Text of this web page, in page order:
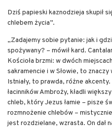
Dziś papieski kaznodzieja skupił
chlebem życia”.
„Zadajemy sobie pytanie: jak i
spożywany? – mówił kard.
Kościoła brzmi: w dwóch
sakramencie i w Słowie, to
Istniały, to prawda, różne
łacinników Ambroży, kładli
chleb, który Jezus łamie – pisze
rozmnożenie chlebów –
jest rozdzielane, wzrasta. On dał